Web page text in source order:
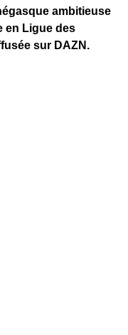
ambitieuse
en Ligue des
sur DAZN.